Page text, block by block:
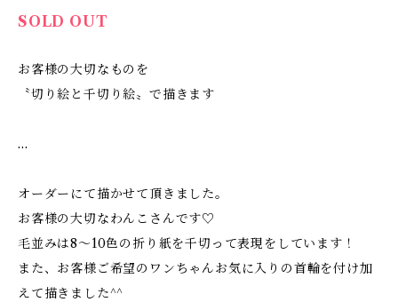
SOLD OUT
お客様の大切なものを
〝切り絵と千切り絵〟で描きます
…
オーダーにて描かせて頂きました。
お客様の大切なわんこさんです♡
毛並みは8～10色の折り紙を千切って表現をしています！
また、お客様ご希望のワンちゃんお気に入りの首輪を付け加
えて描きました^^